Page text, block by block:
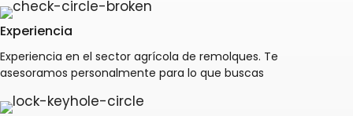
Experiencia
Experiencia en el sector agrícola de remolques. Te
asesoramos personalmente para lo que buscas